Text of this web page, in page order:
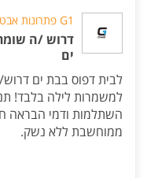
G1 פתרונות אבטחה
דרוש /ה
ים
לבית דפוס בבת ים
למשמרות לילה בלבד!
השתלמות ודמי הבראה
ממוחשבת ללא נשק.